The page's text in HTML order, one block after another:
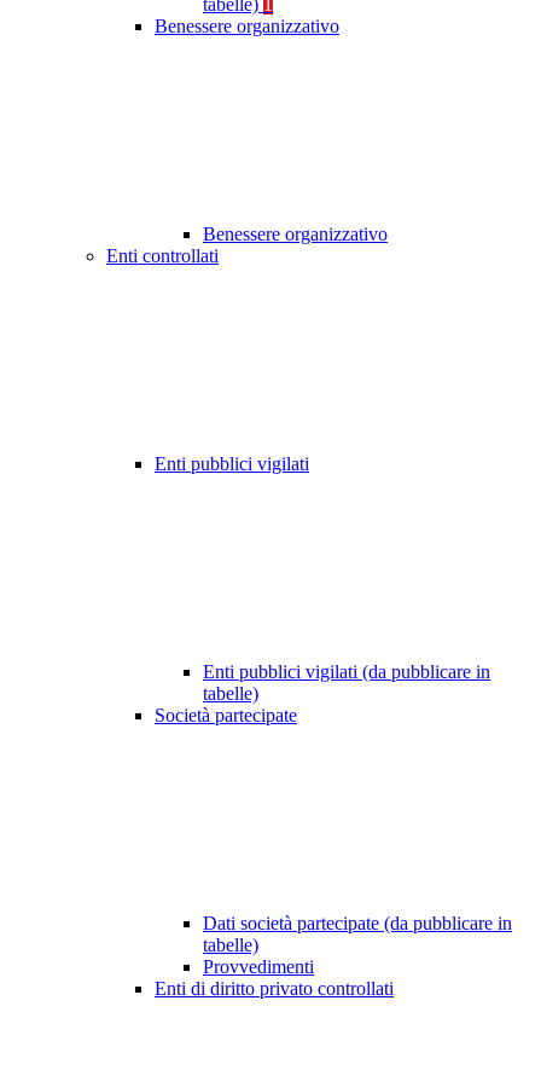
tabelle)
Benessere organizzativo
Benessere organizzativo
Enti controllati
Enti pubblici vigilati
Enti pubblici vigilati (da pubblicare in
tabelle)
Società partecipate
Dati società partecipate (da pubblicare in
tabelle)
Provvedimenti
Enti di diritto privato controllati